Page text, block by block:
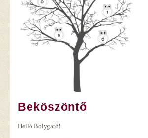
Beköszöntő
Helló Bolygató!